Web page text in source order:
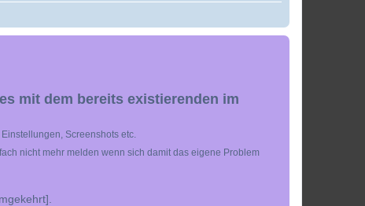
mit dem bereits existierenden im
Screenshots etc.
nicht mehr melden wenn sich damit das eigene Problem